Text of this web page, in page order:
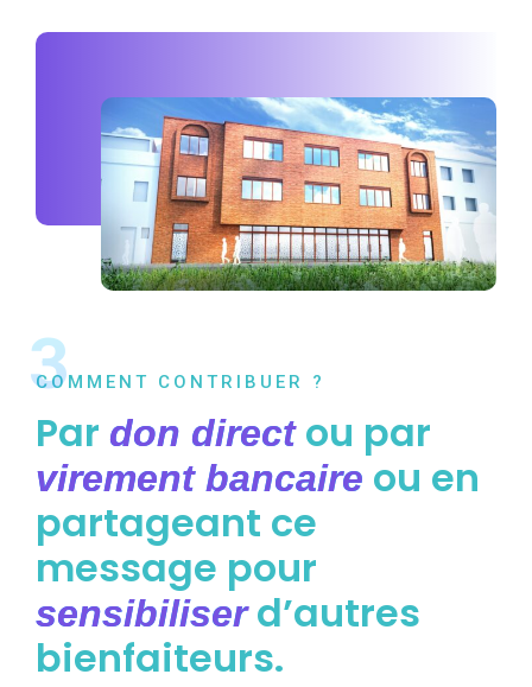
3
COMMENT CONTRIBUER ?
Par don directou par
virement bancaire ou en
partageant ce
message pour
sensibiliserd’autres
bienfaiteurs.